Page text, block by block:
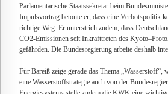
Parlamentarische Staatssekretär beim
Impulsvortrag betonte er, dass eine Verbotspolitik
richtige Weg. Er unterstrich zudem, dass
CO2-Emissionen seit Inkrafttreten des
gefährden. Die Bundesregierung arbeite deshalb
Für Bareiß zeige gerade das Thema
eine Wasserstoffstrategie auch von der